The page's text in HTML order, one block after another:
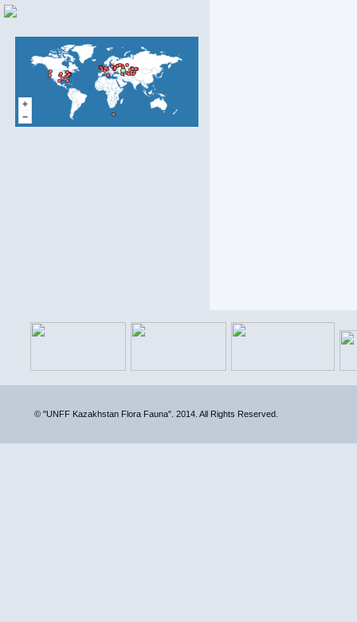
© "UNFF Kazakhstan Flora Fauna". 2014. All Rights Reserved.